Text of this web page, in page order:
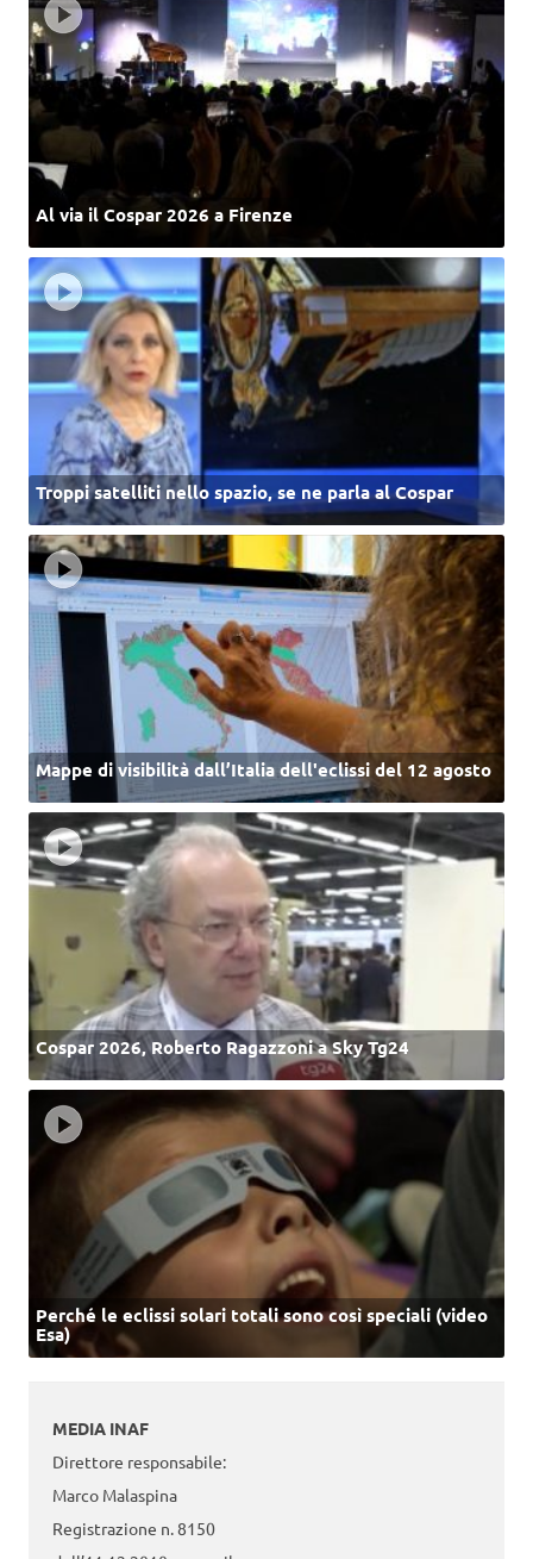
Al via il Cospar 2026 a Firenze
Troppi satelliti nello spazio, se ne parla al Cospar
Mappe di visibilità dall’Italia dell'eclissi del 12 agosto
Cospar 2026, Roberto Ragazzoni a Sky Tg24
Perché le eclissi solari totali sono così speciali (video
Esa)
MEDIA INAF
Direttore responsabile:
Marco Malaspina
Registrazione n. 8150